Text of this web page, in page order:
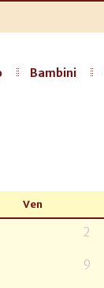
Bambini
Ven
2
9